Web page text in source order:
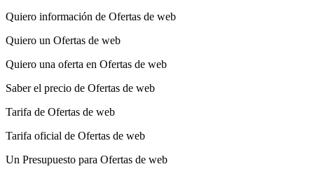
Quiero información de Ofertas de web
Quiero un Ofertas de web
Quiero una oferta en Ofertas de web
Saber el precio de Ofertas de web
Tarifa de Ofertas de web
Tarifa oficial de Ofertas de web
Un Presupuesto para Ofertas de web